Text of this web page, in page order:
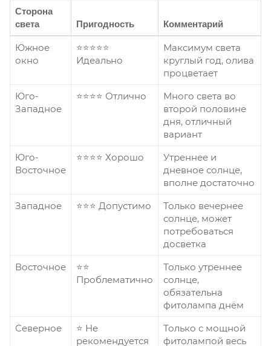
Сторона
света
Пригодность Комментарий
Южное
окно
⭐⭐⭐⭐⭐
Идеально
Максимум света
круглый год, олива
процветает
Юго-
Западное
⭐⭐⭐⭐ Отлично
Много света во
второй половине
дня, отличный
вариант
Юго-
Восточное
⭐⭐⭐⭐ Хорошо
Утреннее и
дневное солнце,
вполне достаточно
Западное
⭐⭐⭐ Допустимо
Только вечернее
солнце, может
потребоваться
досветка
Восточное
⭐⭐
Проблематично
Только утреннее
солнце,
обязательна
фитолампа днём
Северное
⭐ Не
рекомендуется
Только с мощной
фитолампой весь